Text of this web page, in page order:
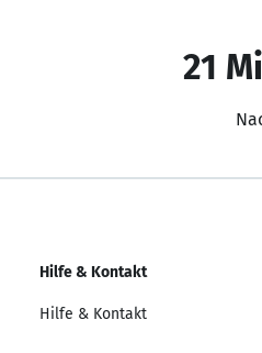
21
Hilfe & Kontakt
Hilfe & Kontakt